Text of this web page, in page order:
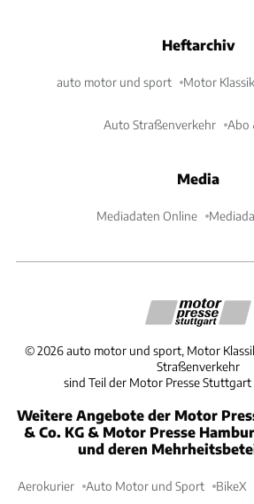
Heftarchiv
auto motor und sport Motor Klassik
Auto Straßenverkehr Abo
Media
Mediadaten Online
©2026 auto motor und sport, Motor
Straßenverkehr
sind Teil der Motor Presse Stuttgart
Weitere Angebote der Motor
& Co. KG & Motor Presse
und deren
Aerokurier Auto Motor und Sport BikeX